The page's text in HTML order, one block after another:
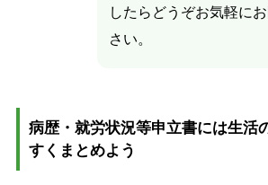
したらどうぞお気軽に
さい。
病歴・就労状況等申立書には生活
すくまとめよう